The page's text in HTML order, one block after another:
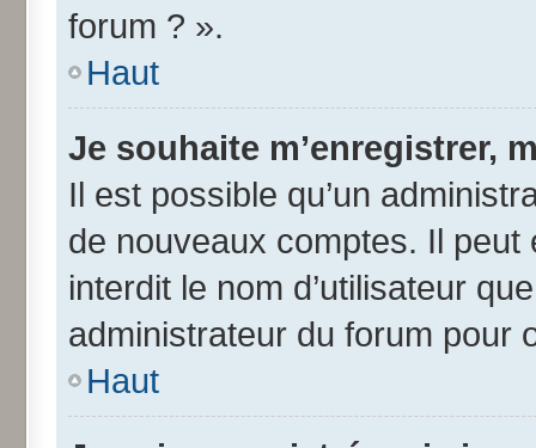
forum ? ».
Haut
Je souhaite m’enregistrer,
Il est possible qu’un
de nouveaux comptes. Il
interdit le nom d’utilisateur
administrateur du forum pour
Haut